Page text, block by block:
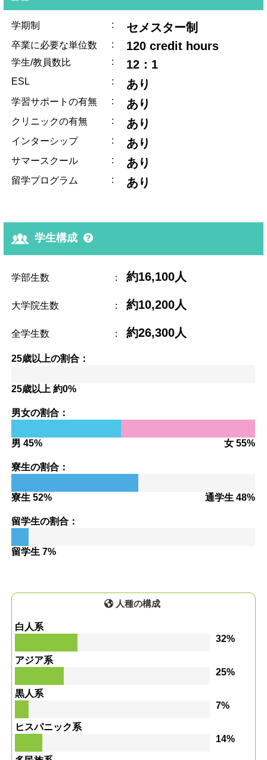
学期制 : セメスター制
卒業に必要な単位数 : 120 credit hours
学生/教員数比 : 12：1
ESL : あり
学習サポートの有無 : あり
クリニックの有無 : あり
インターシップ : あり
サマースクール : あり
留学プログラム : あり
学生構成
学部生数 ： 約16,100人
大学院生数 ： 約10,200人
全学生数 ： 約26,300人
25歳以上の割合：
25歳以上 約0%
男女の割合：
男 45% 女 55%
寮生の割合：
寮生 52% 通学生 48%
留学生の割合：
留学生 7%
人種の構成
白人系
32%
アジア系
25%
黒人系
7%
ヒスパニック系
14%